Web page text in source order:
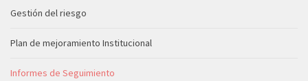
Gestión del riesgo
Plan de mejoramiento Institucional
Informes de Seguimiento